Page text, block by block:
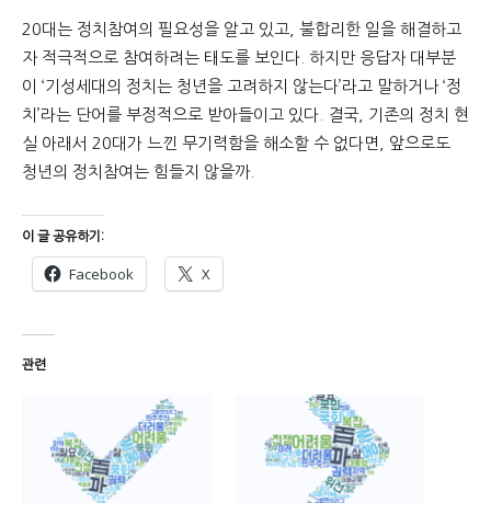
20대는 정치참여의 필요성을 알고 있고, 불합리한 일을 해결하고
자 적극적으로 참여하려는 태도를 보인다. 하지만 응답자 대부분
이 ‘기성세대의 정치는 청년을 고려하지 않는다’라고 말하거나 ‘정
치’라는 단어를 부정적으로 받아들이고 있다. 결국, 기존의 정치 현
실 아래서 20대가 느낀 무기력함을 해소할 수 없다면, 앞으로도
청년의 정치참여는 힘들지 않을까.
이 글 공유하기:
Facebook X
관련